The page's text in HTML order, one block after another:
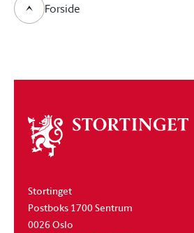
Forside
Om
stortinget
Stortinget
Postboks 1700 Sentrum
0026 Oslo